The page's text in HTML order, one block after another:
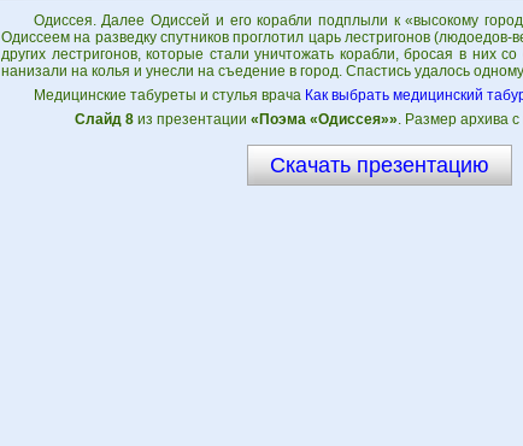
Одиссея. Далее Одиссей и его корабли подплыли к «высокому
Одиссеем на разведку спутников проглотил царь лестригонов
других лестригонов, которые стали уничтожать корабли, бросая в них
нанизали на колья и унесли на съедение в город. Спастись удалось
Медицинские табуреты и стулья врача Как выбрать медицинский
Слайд 8 из презентации «Поэма «Одиссея»». Размер архива
Скачать презентацию